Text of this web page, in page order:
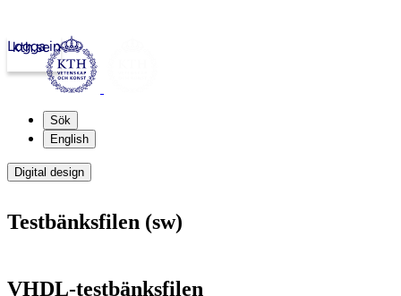
kth.se
Logga in
Sök
English
Digital design
Testbänksfilen (sw)
VHDL-testbänksfilen